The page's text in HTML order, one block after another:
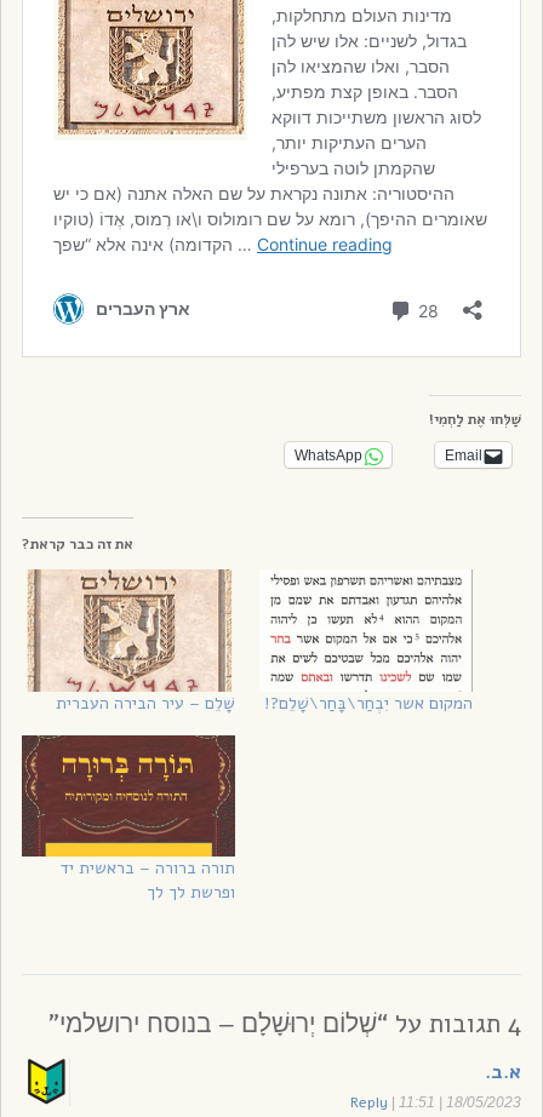
שַׁלְּחוּ אֶת לַחְמִי!
Email
WhatsApp
את זה כבר קראת?
שָׁלֵם – עיר הבירה העברית המקום אשר יִבְחַר\בָּחַר\שָׁלֵם?!
תורה ברורה – בראשית יד
ופרשת לך לך
4 תגובות על “ שְׁלוֹם יְרוּשָׁלָ‍ם – בנוסח ירושלמי”
א.ב.
18/05/2023 | 11:51
Reply